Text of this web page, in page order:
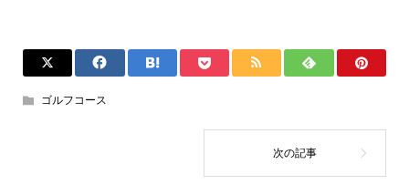
ゴルフコース